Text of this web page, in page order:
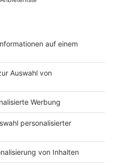
versucht nicht mit
springt das